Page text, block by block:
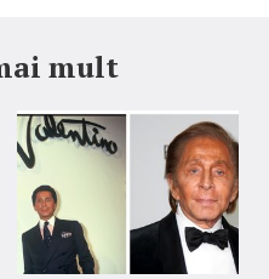
mult